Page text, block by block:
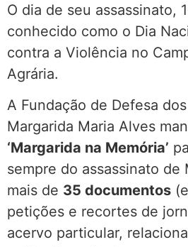
O dia de seu assassinato,
conhecido como o Dia
contra a Violência no
Agrária.
A Fundação de Defesa
Margarida Maria Alves
‘Margarida na Memória’
sempre do assassinato de
mais de 35 documentos
petições e recortes de
acervo particular,